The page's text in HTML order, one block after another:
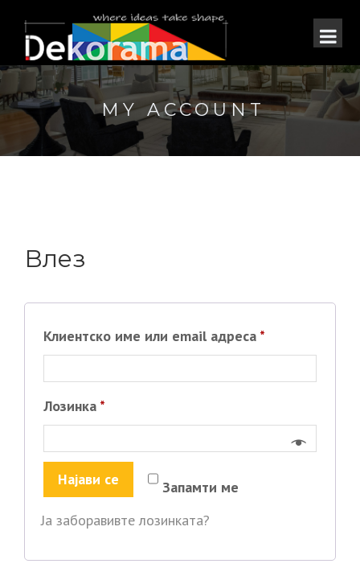
MY ACCOUNT
Влез
Клиентско име или email адреса *
Лозинка *
Запамти ме
Најави се
Ја заборавивте лозинката?